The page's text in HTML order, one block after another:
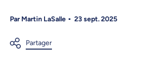
ParMartin LaSalle 23 sept. 2025